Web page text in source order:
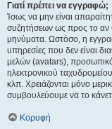
Γιατί πρέπει να εγγραφώ;
Ίσως να μην είναι
συζητήσεων ως προς το αν
μηνύματα. Ωστόσο, η
υπηρεσίες που δεν είναι
μελών (avatars),
ηλεκτρονικού
κλπ. Χρειάζονται μόνο
συμβουλεύουμε να το
Κορυφή